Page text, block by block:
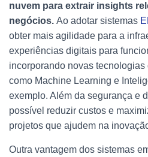
nuvem para extrair insights
negócios. Ao adotar sistemas
obter mais agilidade para a
experiências digitais para
incorporando novas
como Machine Learning e
exemplo. Além da segurança e
possível reduzir custos e
projetos que ajudem na
Outra vantagem dos sistemas